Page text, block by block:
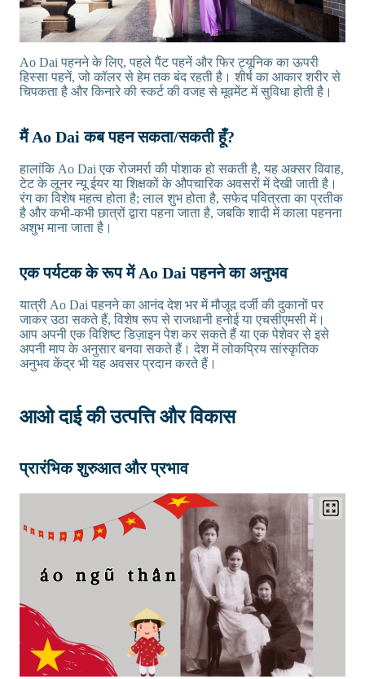
Ao Dai पहनने के लिए, पहले पैंट पहनें और फिर ट्यूनिक का ऊपरी
हिस्सा पहनें, जो कॉलर से हेम तक बंद रहती है। शीर्ष का आकार शरीर से
चिपकता है और किनारे की स्कर्ट की वजह से मूवमेंट में सुविधा होती है।
मैं Ao Dai कब पहन सकता/सकती हूँ?
हालांकि Ao Dai एक रोजमर्रा की पोशाक हो सकती है, यह अक्सर विवाह,
टेट के लूनर न्यू ईयर या शिक्षकों के औपचारिक अवसरों में देखी जाती है।
रंग का विशेष महत्व होता है; लाल शुभ होता है, सफेद पवित्रता का प्रतीक
है और कभी-कभी छात्रों द्वारा पहना जाता है, जबकि शादी में काला पहनना
अशुभ माना जाता है।
एक पर्यटक के रूप में Ao Dai पहनने का अनुभव
यात्री Ao Dai पहनने का आनंद देश भर में मौजूद दर्जी की दुकानों पर
जाकर उठा सकते हैं, विशेष रूप से राजधानी हनोई या एचसीएमसी में।
आप अपनी एक विशिष्ट डिज़ाइन पेश कर सकते हैं या एक पेशेवर से इसे
अपनी माप के अनुसार बनवा सकते हैं। देश में लोकप्रिय सांस्कृतिक
अनुभव केंद्र भी यह अवसर प्रदान करते हैं।
आओ दाई की उत्पत्ति और विकास
प्रारंभिक शुरुआत और प्रभाव